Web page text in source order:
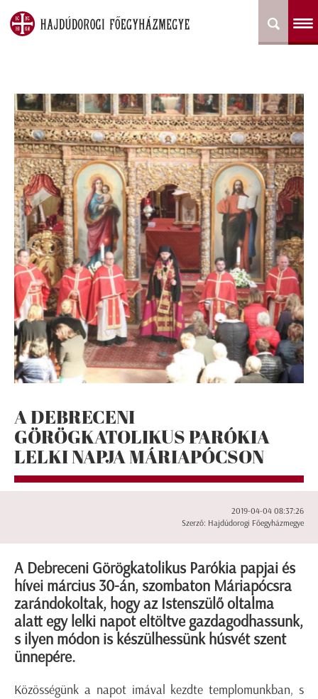
A DEBRECENI
GÖRÖGKATOLIKUS PARÓKIA
LELKI NAPJA MÁRIAPÓCSON
2019-04-04 08:37:26
Szerző: Hajdúdorogi Főegyházmegye
A Debreceni Görögkatolikus Parókia papjai és
hívei március 30-án, szombaton Máriapócsra
zarándokoltak, hogy az Istenszülő oltalma
alatt egy lelki napot eltöltve gazdagodhassunk,
s ilyen módon is készülhessünk húsvét szent
ünnepére.
Közösségünk a napot imával kezdte templomunkban, s